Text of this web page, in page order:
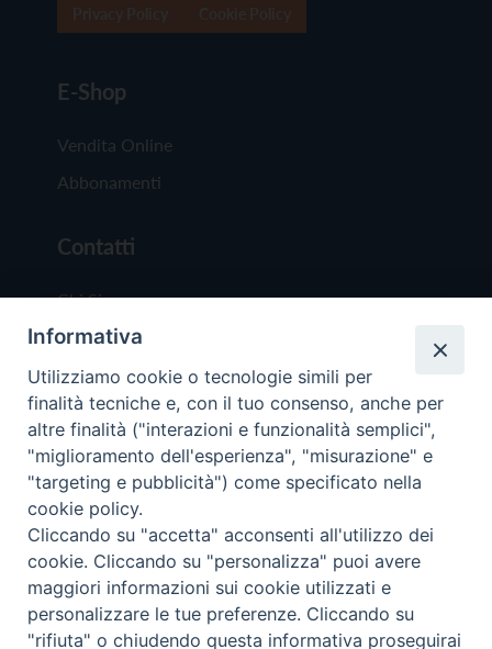
E-Shop
Vendita Online
Abbonamenti
Contatti
Chi Siamo
Redazione
Scrivici
Copyright © 2019 - Tutti i diritti riservati - Vita
Trentina Editrice
Privacy Policy
Torna
Informativa
Utilizziamo cookie o tecnologie simili per
finalità tecniche e, con il tuo consenso, anche per
altre finalità ("interazioni e funzionalità semplici",
"miglioramento dell'esperienza", "misurazione" e
"targeting e pubblicità") come specificato nella
cookie policy.
Cliccando su "accetta" acconsenti all'utilizzo dei
cookie. Cliccando su "personalizza" puoi avere
maggiori informazioni sui cookie utilizzati e
personalizzare le tue preferenze. Cliccando su
"rifiuta" o chiudendo questa informativa proseguirai